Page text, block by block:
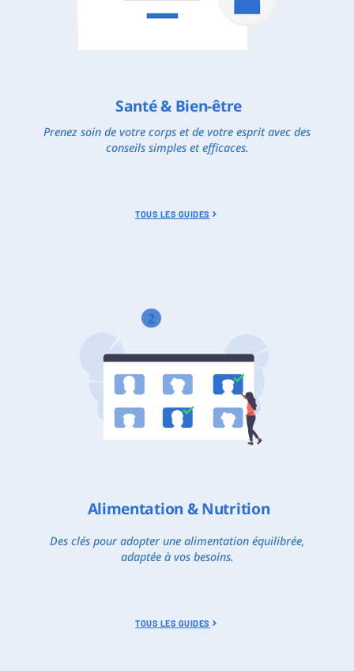
Santé & Bien-être
Prenez soin de votre corps et de votre esprit avec des
conseils simples et efficaces.
TOUS LES GUIDES
2
Alimentation & Nutrition
Des clés pour adopter une alimentation équilibrée,
adaptée à vos besoins.
TOUS LES GUIDES